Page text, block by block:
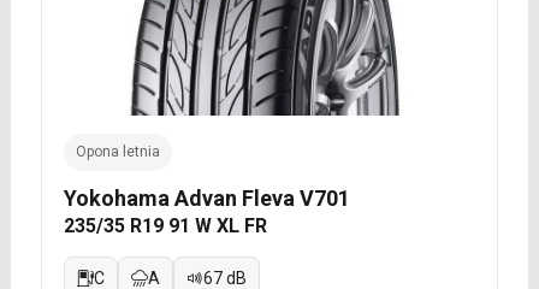
Opona letnia
Yokohama Advan Fleva V701
235/35 R19 91 W XL FR
C A 67 dB